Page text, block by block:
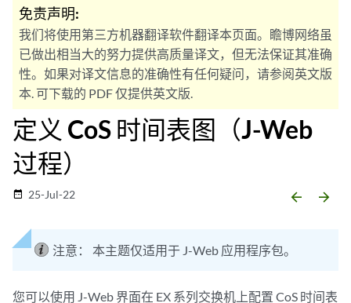
免责声明:
我们将使用第三方机器翻译软件翻译本页面。瞻博网络虽
已做出相当大的努力提供高质量译文，但无法保证其准确
性。如果对译文信息的准确性有任何疑问，请参阅英文版
本. 可下载的 PDF 仅提供英文版.
定义 CoS 时间表图（J-Web
过程）
date_range 25-Jul-22 arrow_backward arrow_forward
注意： 本主题仅适用于 J-Web 应用程序包。
您可以使用 J-Web 界面在 EX 系列交换机上配置 CoS 时间表